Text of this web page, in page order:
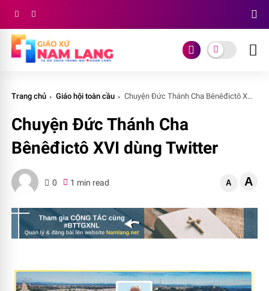
Trang chủ Giáo hội toàn cầu Chuyện Đức Thánh Cha Bênêđictô XVI dùng Twitter
Chuyện Đức Thánh Cha
Bênêđictô XVI dùng Twitter
0 1 min read A A